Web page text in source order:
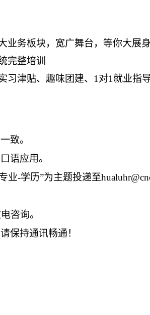
业务板块，宽广舞台，等你大展
完整培训
习津贴、趣味团建、 1对1就业指导
致。
语应用。
业-学历”为主题投递至
咨询。
保持通讯畅通！